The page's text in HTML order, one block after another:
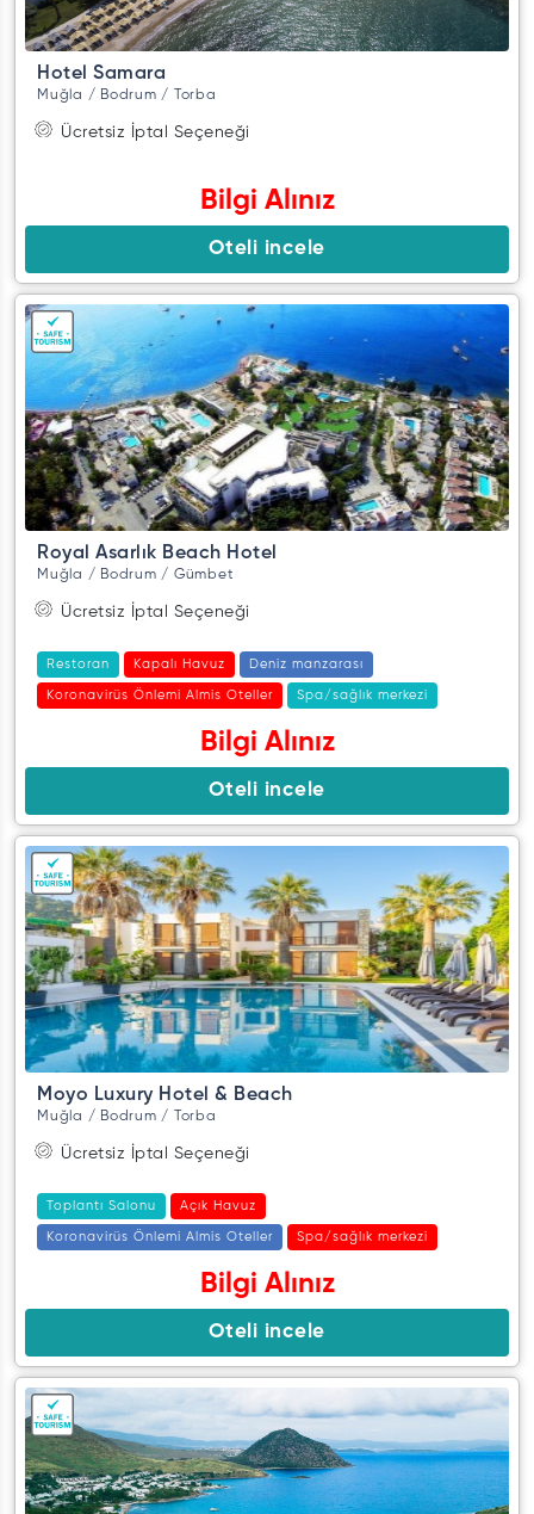
Hotel Samara
Muğla / Bodrum / Torba
Ücretsiz İptal Seçeneği
Bilgi Alınız
Oteli incele
Royal Asarlık Beach Hotel
Muğla / Bodrum / Gümbet
Ücretsiz İptal Seçeneği
Restoran Kapalı Havuz Deniz manzarası
Koronavirüs Önlemi Almis Oteller Spa/sağlık merkezi
Bilgi Alınız
Oteli incele
Moyo Luxury Hotel & Beach
Muğla / Bodrum / Torba
Ücretsiz İptal Seçeneği
Toplantı Salonu Açık Havuz
Koronavirüs Önlemi Almis Oteller Spa/sağlık merkezi
Bilgi Alınız
Oteli incele